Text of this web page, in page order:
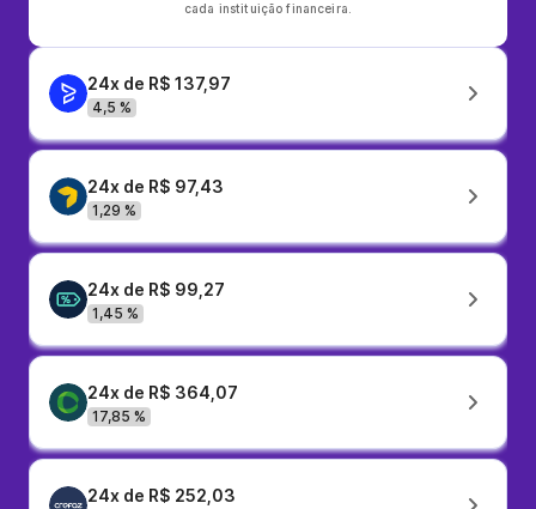
cada instituição financeira.
24x de R$ 137,97
4,5 %
24x de R$ 97,43
1,29 %
24x de R$ 99,27
1,45 %
24x de R$ 364,07
17,85 %
24x de R$ 252,03